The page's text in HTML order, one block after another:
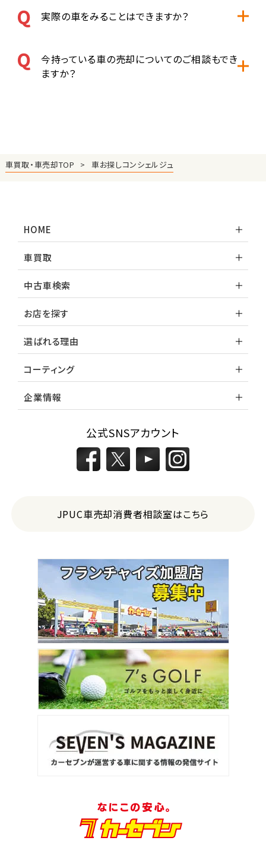
実際の車をみることはできますか？
今持っている車の売却についてのご相談もでき
ますか？
車買取・車売却TOP 車お探しコンシェルジュ
HOME
車買取
中古車検索
お店を探す
選ばれる理由
コーティング
企業情報
公式SNSアカウント
JPUC車売却消費者相談室はこちら